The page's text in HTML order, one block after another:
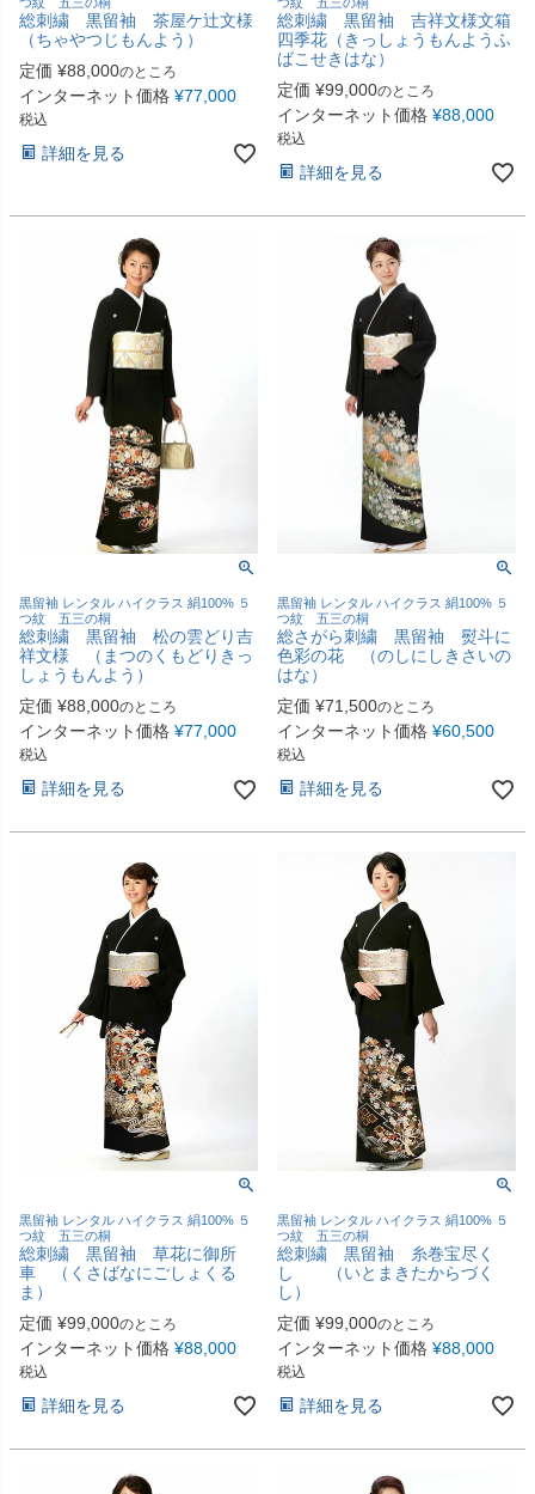
総刺繍 黒留袖 茶屋ケ辻文様
（ちゃやつじもんよう）
定価 ¥88,000のところ
インターネット価格 ¥77,000
税込
詳細を見る
総刺繍 黒留袖 吉祥文様文箱
四季花（きっしょうもんようふ
ばこせきはな）
定価 ¥99,000のところ
インターネット価格 ¥88,000
税込
詳細を見る
黒留袖 レンタル ハイクラス 絹100% ５
つ紋 五三の桐
総刺繍 黒留袖 松の雲どり吉
祥文様 （まつのくもどりきっ
しょうもんよう）
定価 ¥88,000のところ
インターネット価格 ¥77,000
税込
詳細を見る
黒留袖 レンタル ハイクラス 絹100% ５
つ紋 五三の桐
総さがら刺繍 黒留袖 熨斗に
色彩の花 （のしにしきさいの
はな）
定価 ¥71,500のところ
インターネット価格 ¥60,500
税込
詳細を見る
黒留袖 レンタル ハイクラス 絹100% ５
つ紋 五三の桐
総刺繍 黒留袖 草花に御所
車 （くさばなにごしょくる
ま）
定価 ¥99,000のところ
インターネット価格 ¥88,000
税込
詳細を見る
黒留袖 レンタル ハイクラス 絹100% ５
つ紋 五三の桐
総刺繍 黒留袖 糸巻宝尽く
し （いとまきたからづく
し）
定価 ¥99,000のところ
インターネット価格 ¥88,000
税込
詳細を見る